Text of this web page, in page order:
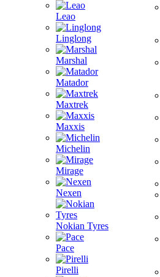
Leao
Linglong
Marshal
Matador
Maxtrek
Maxxis
Michelin
Mirage
Nexen
Nokian Tyres
Pace
Pirelli